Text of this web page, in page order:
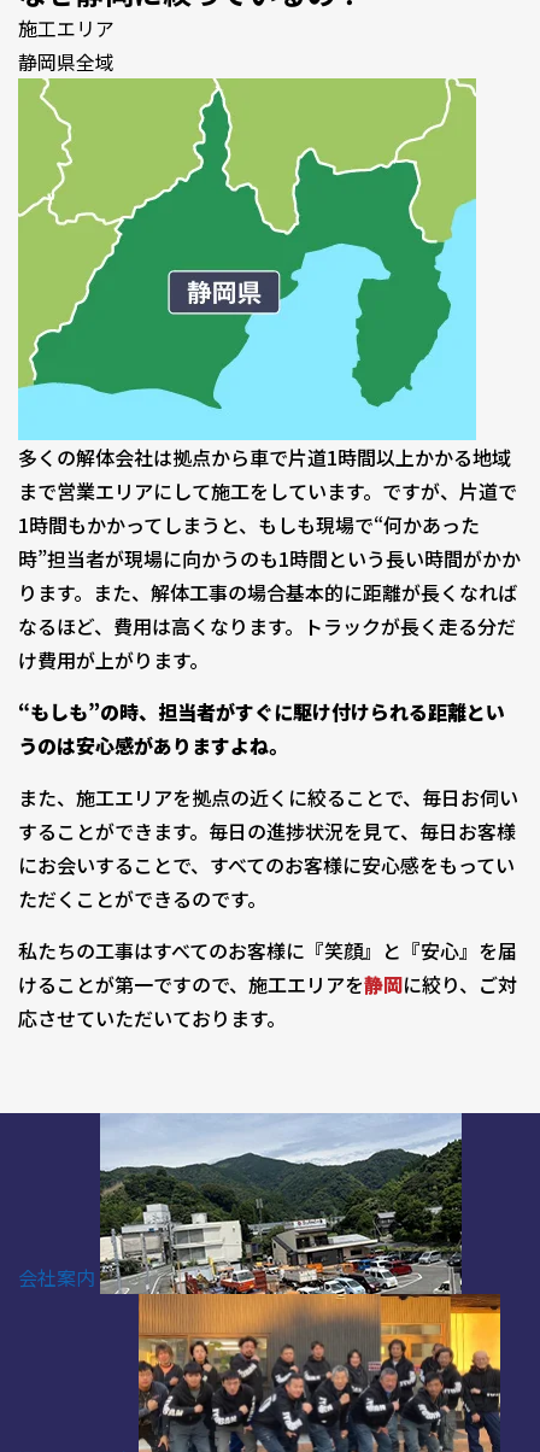
施工エリア
静岡県全域
多くの解体会社は拠点から車で片道1時間以上かかる地域
まで営業エリアにして施工をしています。ですが、片道で
1時間もかかってしまうと、もしも現場で“何かあった
時”担当者が現場に向かうのも1時間という長い時間がかか
ります。また、解体工事の場合基本的に距離が長くなれば
なるほど、費用は高くなります。トラックが長く走る分だ
け費用が上がります。
“もしも”の時、担当者がすぐに駆け付けられる距離とい
うのは安心感がありますよね。
また、施工エリアを拠点の近くに絞ることで、毎日お伺い
することができます。毎日の進捗状況を見て、毎日お客様
にお会いすることで、すべてのお客様に安心感をもってい
ただくことができるのです。
私たちの工事はすべてのお客様に『笑顔』と『安心』を届
けることが第一ですので、施工エリアを静岡に絞り、ご対
応させていただいております。
会社案内